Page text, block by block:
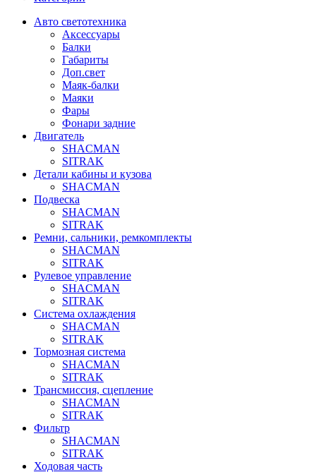
Авто светотехника
Аксессуары
Балки
Габариты
Доп.свет
Маяк-балки
Маяки
Фары
Фонари задние
Двигатель
SHACMAN
SITRAK
Детали кабины и кузова
SHACMAN
Подвеска
SHACMAN
SITRAK
Ремни, сальники, ремкомплекты
SHACMAN
SITRAK
Рулевое управление
SHACMAN
SITRAK
Система охлаждения
SHACMAN
SITRAK
Тормозная система
SHACMAN
SITRAK
Трансмиссия, сцепление
SHACMAN
SITRAK
Фильтр
SHACMAN
SITRAK
Ходовая часть